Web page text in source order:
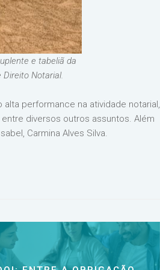
e tabeliã da
Direito Notarial.
performance na atividade notarial,
diversos outros assuntos. Além
Carmina Alves Silva.